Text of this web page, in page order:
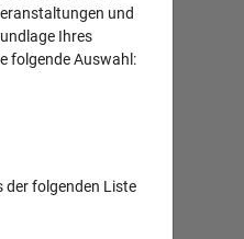
und
Ihres
folgende Auswahl:
der folgenden Liste